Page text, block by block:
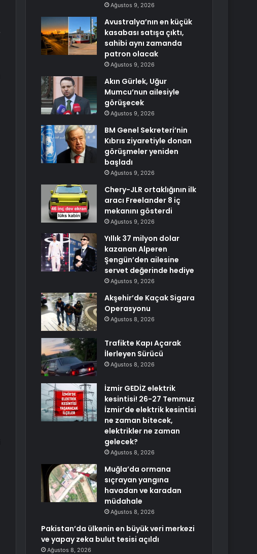
Ağustos 9, 2026
Avustralya’nın en küçük
kasabası satışa çıktı,
sahibi aynı zamanda
patron olacak
Ağustos 9, 2026
Akın Gürlek, Uğur
Mumcu’nun ailesiyle
görüşecek
Ağustos 9, 2026
BM Genel Sekreteri’nin
Kıbrıs ziyaretiyle donan
görüşmeler yeniden
başladı
Ağustos 9, 2026
Chery-JLR ortaklığının ilk
aracı Freelander 8 iç
mekanını gösterdi
Ağustos 9, 2026
Yıllık 37 milyon dolar
kazanan Alperen
Şengün’den ailesine
servet değerinde hediye
Ağustos 9, 2026
Akşehir’de Kaçak Sigara
Operasyonu
Ağustos 8, 2026
Trafikte Kapı Açarak
İlerleyen Sürücü
Ağustos 8, 2026
İzmir GEDİZ elektrik
kesintisi! 26-27 Temmuz
İzmir’de elektrik kesintisi
ne zaman bitecek,
elektrikler ne zaman
gelecek?
Ağustos 8, 2026
Muğla’da ormana
sıçrayan yangına
havadan ve karadan
müdahale
Ağustos 8, 2026
Pakistan’da ülkenin en büyük veri merkezi
ve yapay zeka bulut tesisi açıldı
Ağustos 8, 2026